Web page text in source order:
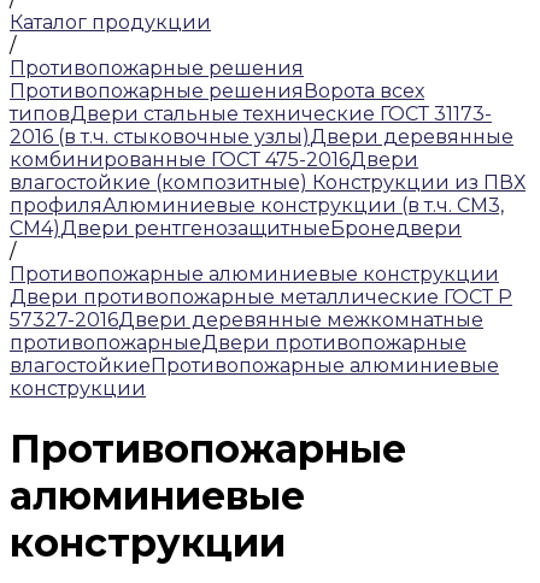
Каталог продукции
/
Противопожарные решения
Противопожарные решенияВорота всех
типовДвери стальные технические ГОСТ 31173-
2016 (в т.ч. стыковочные узлы)Двери деревянные
комбинированные ГОСТ 475-2016Двери
влагостойкие (композитные) Конструкции из ПВХ
профиляАлюминиевые конструкции (в т.ч. СМ3,
СМ4)Двери рентгенозащитныеБронедвери
/
Противопожарные алюминиевые конструкции
Двери противопожарные металлические ГОСТ Р
57327-2016Двери деревянные межкомнатные
противопожарныеДвери противопожарные
влагостойкиеПротивопожарные алюминиевые
конструкции
Противопожарные
алюминиевые
конструкции